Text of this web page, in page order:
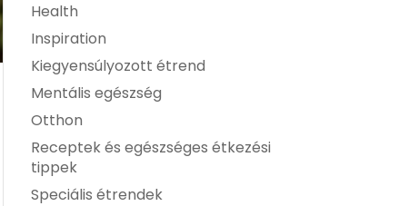
Health
Inspiration
Kiegyensúlyozott étrend
Mentális egészség
Otthon
Receptek és egészséges étkezési
tippek
Speciális étrendek